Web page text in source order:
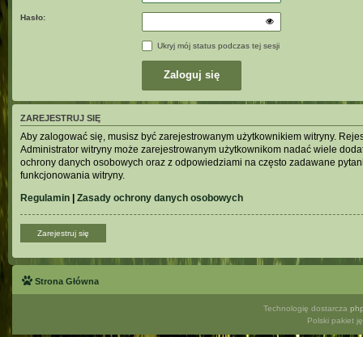
Hasło:
Ukryj mój status podczas tej sesji
ZAREJESTRUJ SIĘ
Aby zalogować się, musisz być zarejestrowanym użytkownikiem witryny.
Administrator witryny może zarejestrowanym użytkownikom nadać wiele
ochrony danych osobowych oraz z odpowiedziami na często zadawane
funkcjonowania witryny.
Regulamin
Zasady ochrony danych osobowych
Zarejestruj się
Strona Główna
Technologię dostarcza
Polski pakiet